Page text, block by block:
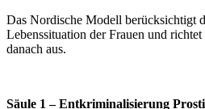
Das Nordische Modell berücksichtigt
Lebenssituation der Frauen und
danach aus.
Säule 1 – Entkriminalisierung